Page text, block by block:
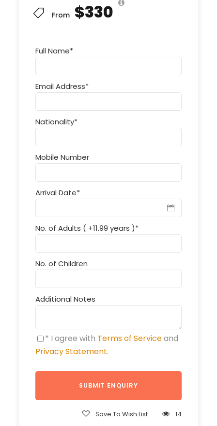
From $330
Full Name*
Email Address*
Nationality*
Mobile Number
Arrival Date*
No. of Adults ( +11.99 years )*
No. of Children
Additional Notes
* I agree with Terms of Serviceand
Privacy Statement.
Save To Wish List 14